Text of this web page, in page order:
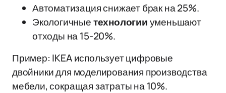
Автоматизация снижает брак на 25%.
Экологичныетехнологииуменьшают
отходы на 15-20%.
Пример: IKEA использует цифровые
двойники для моделирования производства
мебели, сокращая затраты на 10%.